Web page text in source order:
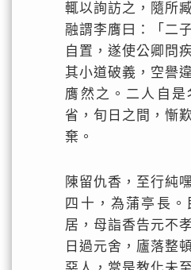
輒以詢訪之，隨所
融謂李膺曰：「二
自置，遂使公卿問
其小道破義，空譽
膺然之。二人自
省，旬日之間，慚
棄。
陳留仇香，至行純
四十，為蒲亭長
居，母詣香告元不
日過元舍，廬落整